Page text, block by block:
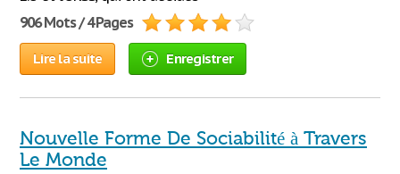
906 Mots / 4 Pages
Lire la suite Enregistrer
Nouvelle Forme De Sociabilité à Travers
Le Monde